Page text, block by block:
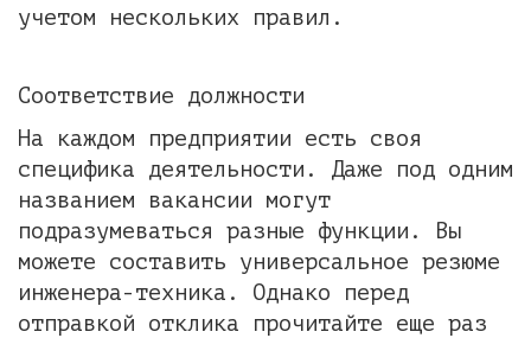
учетом нескольких правил.
Соответствие должности
На каждом предприятии есть своя
специфика деятельности. Даже под одним
названием вакансии могут
подразумеваться разные функции. Вы
можете составить универсальное резюме
инженера-техника. Однако перед
отправкой отклика прочитайте еще раз